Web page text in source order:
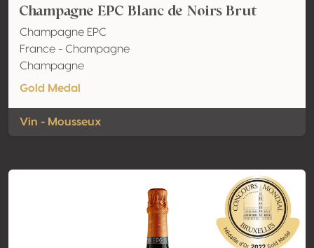
Champagne EPC Blanc de Noirs Brut
Champagne EPC
France - Champagne
Champagne
Gold Medal
Vin - Mousseux